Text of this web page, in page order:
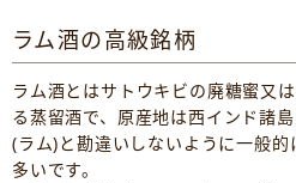
ラム酒の高級銘柄
ラム酒とはサトウキビの廃糖蜜又
る蒸留酒で、原産地は西インド諸
(ラム)と勘違いしないように一般
多いです。